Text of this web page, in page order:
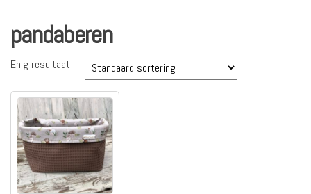
pandaberen
Enig resultaat